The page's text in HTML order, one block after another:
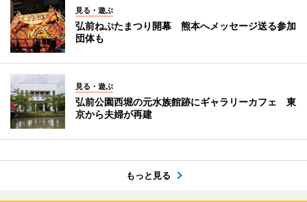
見る・遊ぶ
弘前ねぷたまつり開幕 熊本へメッセージ送る参加
団体も
見る・遊ぶ
弘前公園西堀の元水族館跡にギャラリーカフェ 東
京から夫婦が再建
もっと見る